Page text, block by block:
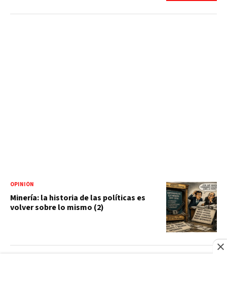
OPINIÓN
Minería: la historia de las políticas es
volver sobre lo mismo (2)